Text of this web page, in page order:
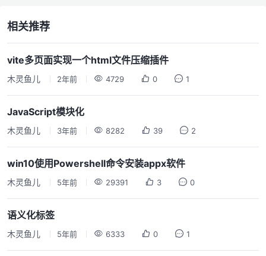
相关推荐
vite多页面实现一个html文件压缩插件
木灵鱼儿 2年前 4729 0 1
JavaScript模块化
木灵鱼儿 3年前 8282 39 2
win10使用Powershell命令安装appx软件
木灵鱼儿 5年前 29391 3 0
语义化标签
木灵鱼儿 5年前 6333 0 1